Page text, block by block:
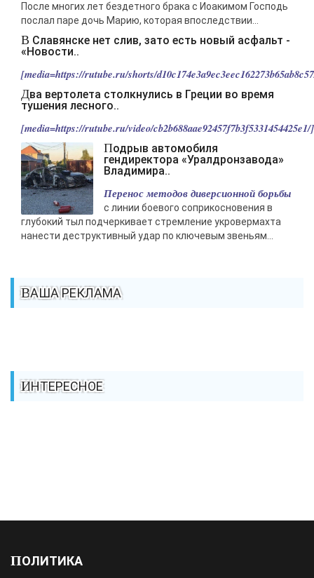
После многих лет бездетного брака с Иоакимом Господь
послал паре дочь Марию, которая впоследствии...
В Славянске нет слив, зато есть новый асфальт -
«Новости..
[media=https://rutube.ru/shorts/
Два вертолета столкнулись в Греции во время
тушения лесного..
[media=https://rutube.ru/video/
Подрыв автомобиля
гендиректора «Уралдронзавода»
Владимира..
Перенос методов диверсионной борьбы
с линии боевого соприкосновения в
глубокий тыл подчеркивает стремление укровермахта
нанести деструктивный удар по ключевым звеньям...
ВАША РЕКЛАМА
ИНТЕРЕСНОЕ
ПОЛИТИКА